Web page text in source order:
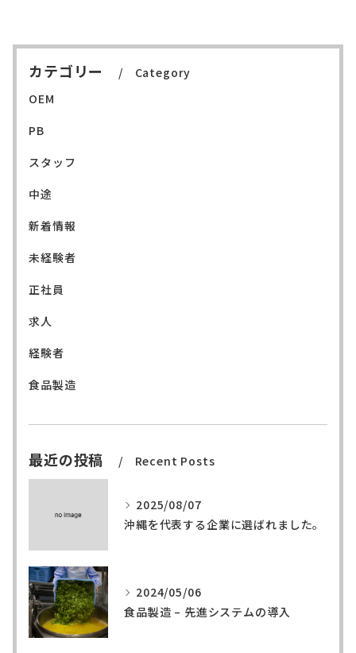
カテゴリー
Category
OEM
PB
スタッフ
中途
新着情報
未経験者
正社員
求人
経験者
食品製造
最近の投稿 Recent Posts
2025/08/07
沖縄を代表する企業に選ばれました。
2024/05/06
食品製造 – 先進システムの導入